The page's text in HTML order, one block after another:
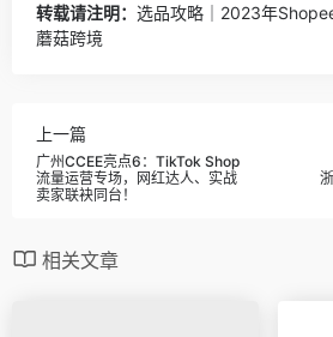
转载请注明： 选品攻略｜2023年
蘑菇跨境
上一篇
广州CCEE亮点6：TikTok Shop
流量运营专场，网红达人、实战
卖家联袂同台！
相关文章